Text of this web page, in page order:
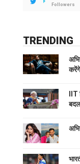
Followers
TRENDING